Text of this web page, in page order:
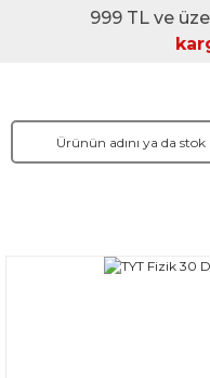
999 TL ve